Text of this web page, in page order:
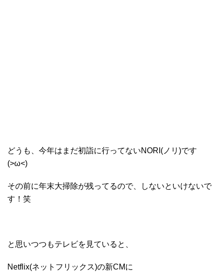
どうも、今年はまだ初詣に行ってないNORI(ノリ)です
(>ω<)
その前に年末大掃除が残ってるので、しないといけないで
す！笑
と思いつつもテレビを見ていると、
Netflix(ネットフリックス)の新CMに